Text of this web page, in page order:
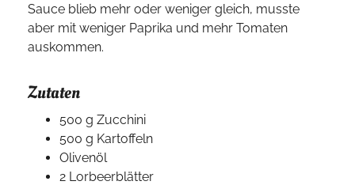
Sauce blieb mehr oder weniger gleich, musste
aber mit weniger Paprika und mehr Tomaten
auskommen.
Zutaten
500 g Zucchini
500 g Kartoffeln
Olivenöl
2 Lorbeerblätter